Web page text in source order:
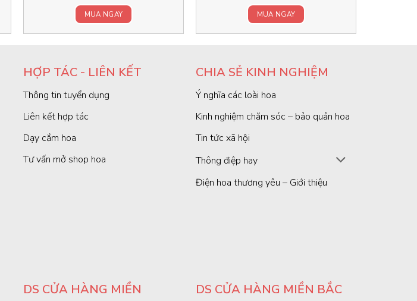
MUA NGAY MUA NGAY
HỢP TÁC - LIÊN KẾT
Thông tin tuyển dụng
Liên kết hợp tác
Dạy cắm hoa
Tư vấn mở shop hoa
CHIA SẺ KINH NGHIỆM
Ý nghĩa các loài hoa
Kinh nghiệm chăm sóc – bảo quản hoa
Tin tức xã hội
Thông điệp hay
Điện hoa thương yêu – Giới thiệu
DS CỬA HÀNG MIỀN
DS CỬA HÀNG MIỀN BẮC